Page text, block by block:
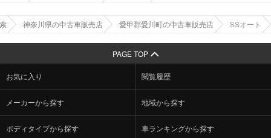
神奈川県の中古車販売店 愛甲郡愛川町の中古車販売店 SSオート
PAGE TOP
お気に入り 閲覧履歴
メーカーから探す 地域から探す
ボディタイプから探す 車ランキングから探す